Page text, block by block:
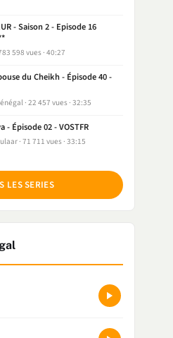
- Saison 2 - Episode 16
598 vues 40:27
du Cheikh - Épisode 40 -
22 457 vues 32:35
- Épisode 02 - VOSTFR
71 711 vues 33:15
LES SERIES